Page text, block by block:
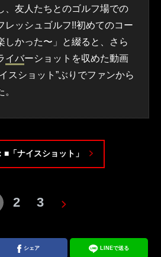
、友人たちとのゴルフ場での
レッシュゴルフ!!初めてのコー
しかった〜」と綴ると、さら
イバーショットを収めた動画
スショット”ぶりでファンから
■「ナイスショット」
2 3
シェア LINEで送る